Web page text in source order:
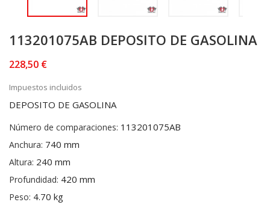
113201075AB DEPOSITO DE GASOLINA
228,50 €
Impuestos incluidos
DEPOSITO DE GASOLINA
Número de comparaciones: 113201075AB
Anchura: 740 mm
Altura: 240 mm
Profundidad: 420 mm
Peso: 4.70 kg